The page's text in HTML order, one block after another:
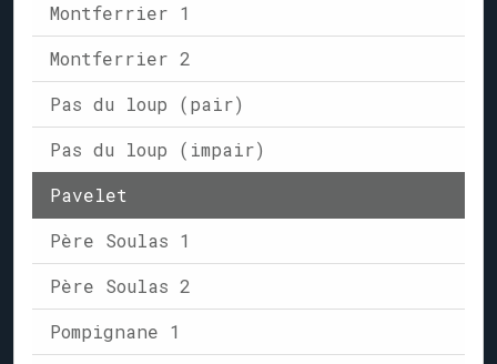
Montferrier 1
Montferrier 2
Pas du loup (pair)
Pas du loup (impair)
Pavelet
Père Soulas 1
Père Soulas 2
Pompignane 1